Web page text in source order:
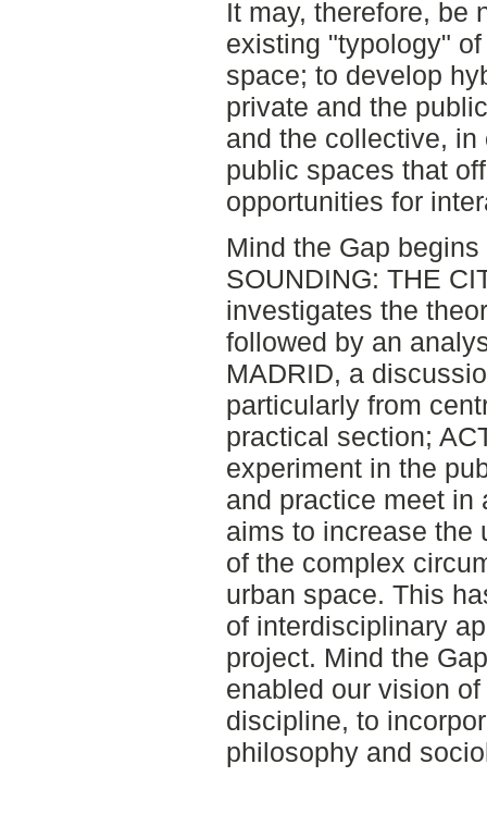
It may, therefore, be
existing "typology"
space; to develop
private and the
and the collective, in
public spaces that
opportunities for
Mind the Gap
SOUNDING: THE
investigates the
followed by an
MADRID, a
particularly from
practical section;
experiment in the
and practice meet in
aims to increase the
of the complex
urban space. This
of interdisciplinary
project. Mind the
enabled our vision
discipline, to
philosophy and